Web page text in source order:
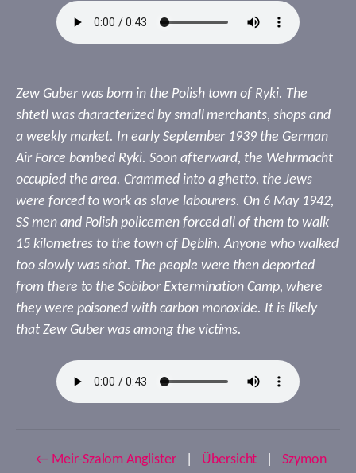
Zew Guber was born in the Polish town of Ryki. The
shtetl was characterized by small merchants, shops and
a weekly market. In early September 1939 the German
Air Force bombed Ryki. Soon afterward, the Wehrmacht
occupied the area. Crammed into a ghetto, the Jews
were forced to work as slave labourers. On 6 May 1942,
SS men and Polish policemen forced all of them to walk
15 kilometres to the town of Dęblin. Anyone who walked
too slowly was shot. The people were then deported
from there to the Sobibor Extermination Camp, where
they were poisoned with carbon monoxide. It is likely
that Zew Guber was among the victims.
← Meir-Szalom Anglister Übersicht
Szymon